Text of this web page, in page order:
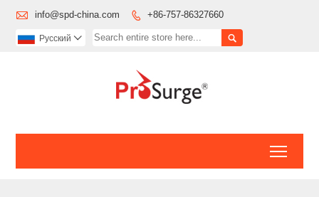
 info@spd-china.com  +86-757-86327660

Pусский 